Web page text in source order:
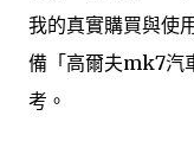
我的真實購買與使
備「高爾夫mk7汽
考。